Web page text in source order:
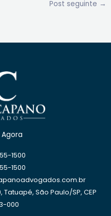
Post seguinte →
1500
1500
São Paulo/SP, CEP
000